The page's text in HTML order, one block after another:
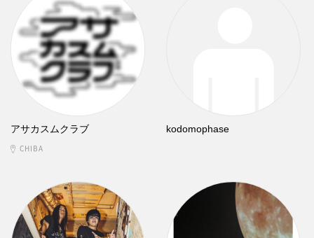
アサカスムクラブ
CHIBA
kodomophase